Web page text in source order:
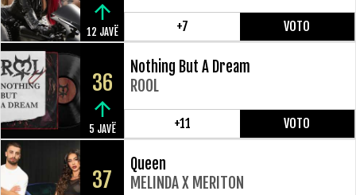
12 JAVË +7 VOTO
36
5 JAVË
Nothing But A Dream
ROOL
+11 VOTO
37
Queen
MELINDA X MERITON